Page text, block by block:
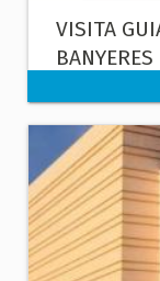
VISITA